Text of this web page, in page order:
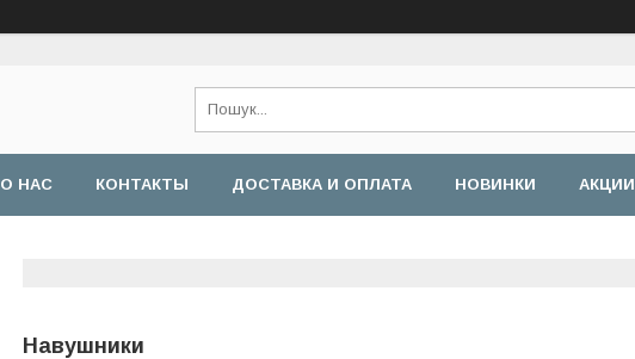
О НАС КОНТАКТЫ ДОСТАВКА И ОПЛАТА НОВИНКИ АКЦИИ
Навушники